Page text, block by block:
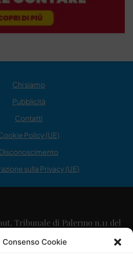
Cookie
Chi siamo
Pubblicità
Contatti
Policy (UE)
Disconoscimento
sulla Privacy (UE)
Tribunale di Palermo n.11 del
09/2015